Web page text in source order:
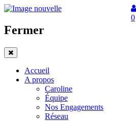
0
Fermer
Accueil
A propos
Caroline
Équipe
Nos Engagements
Réseau